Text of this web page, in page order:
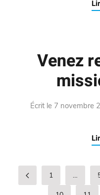
Venez
Écrit le 7 novembre
1 …